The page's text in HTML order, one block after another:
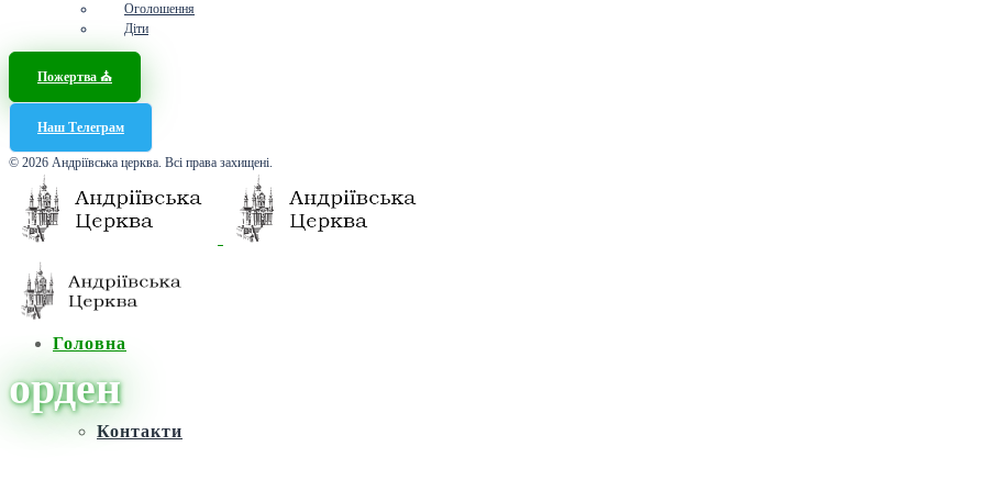
Оголошення
Діти
Пожертва ⛪️
Наш Телеграм
© 2026 Андріївська церква. Всі права захищені.
Головна
Контакти
орден